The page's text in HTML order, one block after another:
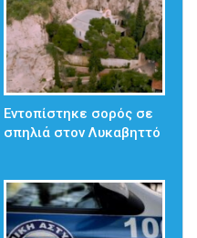
Εντοπίστηκε σορός σε
σπηλιά στον Λυκαβηττό